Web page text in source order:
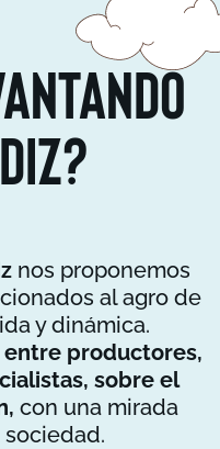
nos proponemos
al agro de
y dinámica.
productores,
sobre el
con una mirada